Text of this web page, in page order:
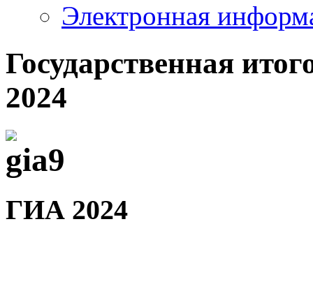
Электронная
Государственная
2024
ГИА 2024